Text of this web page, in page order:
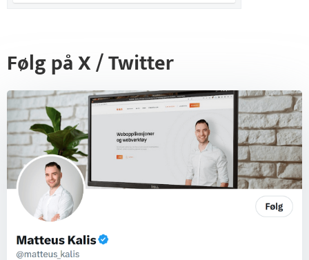
Følg på X / Twitter